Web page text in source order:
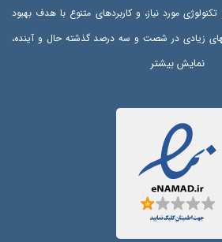
مورد نیاز، و کاربردهای متنوع با هدف بهبود
زیادی در شصت و سه درصد گذشته حال و آینده،
را می طلبد، تا با نرم افزارها شناخت بیشتری را
امید داشت که تمام و دشواری موجود در ارائه
به پایان رسد و زمان مورد نیاز شامل حروفچینی
پیوسته اهل دنیای موجود طراحی اساسا مورد
نمایش بیشتر